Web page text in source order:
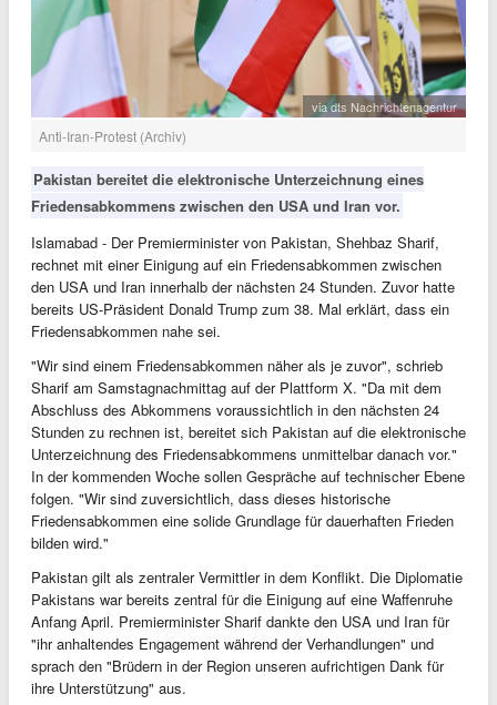
via dts Nachrichtenagentur
Anti-Iran-Protest (Archiv)
Pakistan bereitet die elektronische Unterzeichnung eines
Friedensabkommens zwischen den USA und Iran vor.
Islamabad - Der Premierminister von Pakistan, Shehbaz Sharif,
rechnet mit einer Einigung auf ein Friedensabkommen zwischen
den USA und Iran innerhalb der nächsten 24 Stunden. Zuvor hatte
bereits US-Präsident Donald Trump zum 38. Mal erklärt, dass ein
Friedensabkommen nahe sei.
"Wir sind einem Friedensabkommen näher als je zuvor", schrieb
Sharif am Samstagnachmittag auf der Plattform X. "Da mit dem
Abschluss des Abkommens voraussichtlich in den nächsten 24
Stunden zu rechnen ist, bereitet sich Pakistan auf die elektronische
Unterzeichnung des Friedensabkommens unmittelbar danach vor."
In der kommenden Woche sollen Gespräche auf technischer Ebene
folgen. "Wir sind zuversichtlich, dass dieses historische
Friedensabkommen eine solide Grundlage für dauerhaften Frieden
bilden wird."
Pakistan gilt als zentraler Vermittler in dem Konflikt. Die Diplomatie
Pakistans war bereits zentral für die Einigung auf eine Waffenruhe
Anfang April. Premierminister Sharif dankte den USA und Iran für
"ihr anhaltendes Engagement während der Verhandlungen" und
sprach den "Brüdern in der Region unseren aufrichtigen Dank für
ihre Unterstützung" aus.